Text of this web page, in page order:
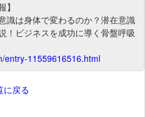
】
識は身体で変わるのか？潜在意識
！ビジネスを成功に導く骨盤呼吸
entry-11559616516.html
に戻る